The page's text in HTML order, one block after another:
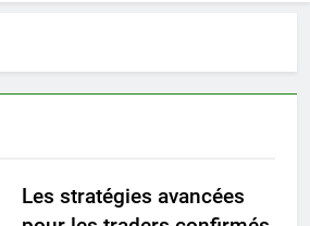
Les stratégies avancées